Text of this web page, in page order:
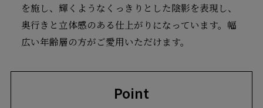
を施し、輝くようなくっきりとした陰影を表現し、
奥行きと立体感のある仕上がりになっています。幅
広い年齢層の方がご愛用いただけます。
Point